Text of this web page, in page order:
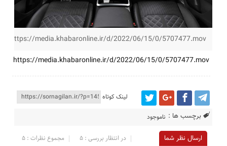
https://media.khabaronline.ir/d/2022/06/15/0/5707477.mov
https://media.khabaronline.ir/d/2022/06/15/0/5707477.mov
لینک کوتاه
برچسب ها : ناموجود
ارسال نظر شما مجموع نظرات : 5
در انتظار بررسی : 5